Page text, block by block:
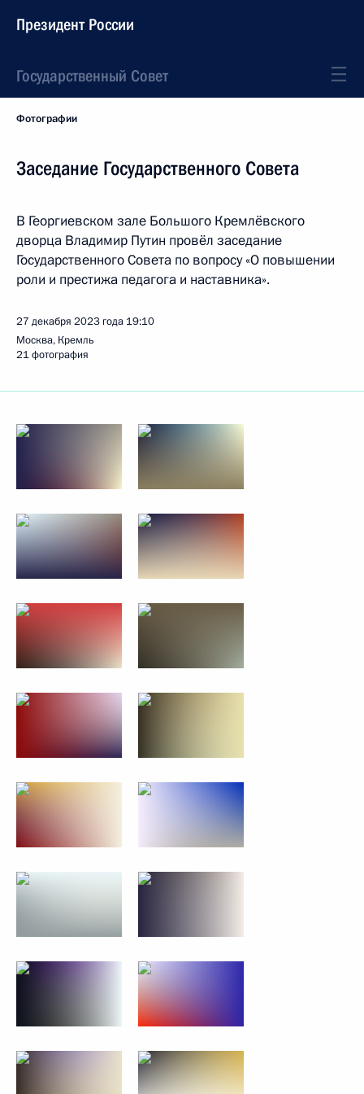
Президент России
Государственный Совет
Фотографии
Заседание Государственного Совета
В Георгиевском зале Большого Кремлёвского
дворца Владимир Путин провёл заседание
Государственного Совета по вопросу «О повышении
роли и престижа педагога и наставника».
27 декабря 2023 года 19:10
Москва, Кремль
21 фотография